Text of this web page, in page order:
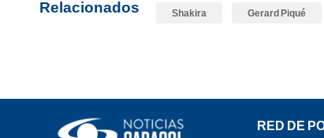
Relacionados Shakira Gerard Piqué
RED DE